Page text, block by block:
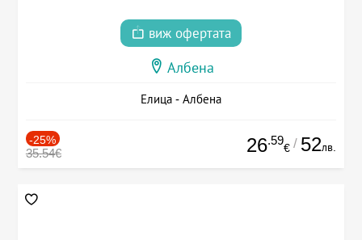
виж офертата
Албена
Елица - Албена
-25%
35.54€ 26.59
€ / 52лв.